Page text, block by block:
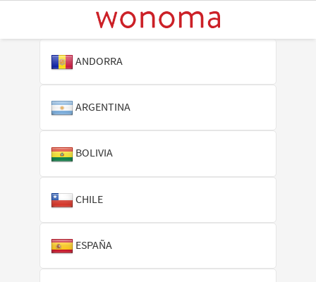
ANDORRA
ARGENTINA
BOLIVIA
CHILE
ESPAÑA